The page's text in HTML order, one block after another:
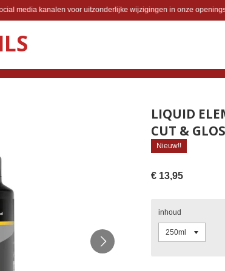
media kanalen voor uitzonderlijke wijzigingen in onze
LIQUID
CUT &
Nieuw!!
€ 13,95
inhoud